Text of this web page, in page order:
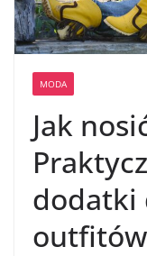
MODA
Jak
dodatki
outfitów